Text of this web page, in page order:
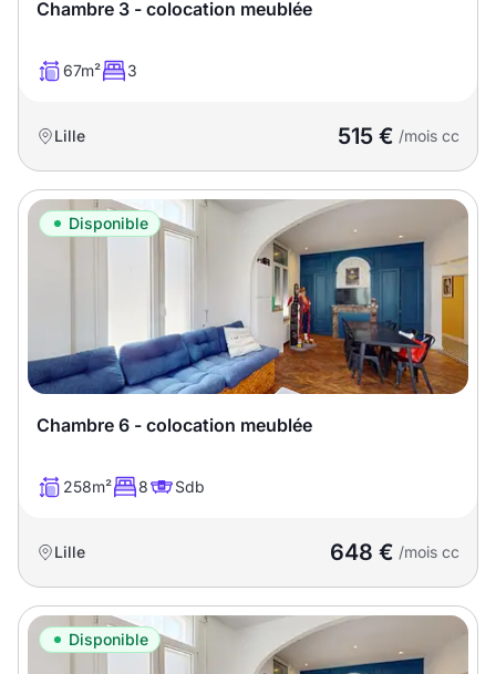
Sélectionner...
Équipements des parties
Local à vélo
promotions sur honoraires
Chambre 3 - colocation meublée
67m² 3
Lille 515 € /mois cc
Disponible
Chambre 6 - colocation meublée
258m² 8 Sdb
Lille 648 € /mois cc
Disponible